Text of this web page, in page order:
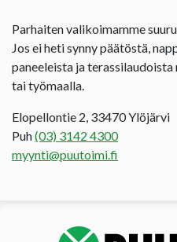
Parhaiten valikoimamme
Jos ei heti synny päätöstä,
paneeleista ja
tai työmaalla.
Elopellontie 2, 33470 Ylöjärvi
Puh(03) 3142 4300
myynti@puutoimi.fi